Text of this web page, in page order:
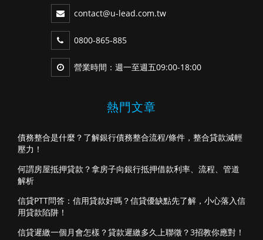
contact@u-lead.com.tw
0800-865-885
營業時間：週一至週五09:00-18:00
熱門文章
債務整合是什麼？了解銀行債務整合流程/條件，整合貸款減輕
壓力！
何謂房屋抵押貸款？拿房子向銀行抵押借款利率、流程、管道
解析
信貸PTT問答：信用貸款好嗎？信貸優缺點先了解，小心落入信
用貸款陷阱！
信貸遲繳一個月會怎樣？貸款遲繳多久上聯徵？3招教你應對！